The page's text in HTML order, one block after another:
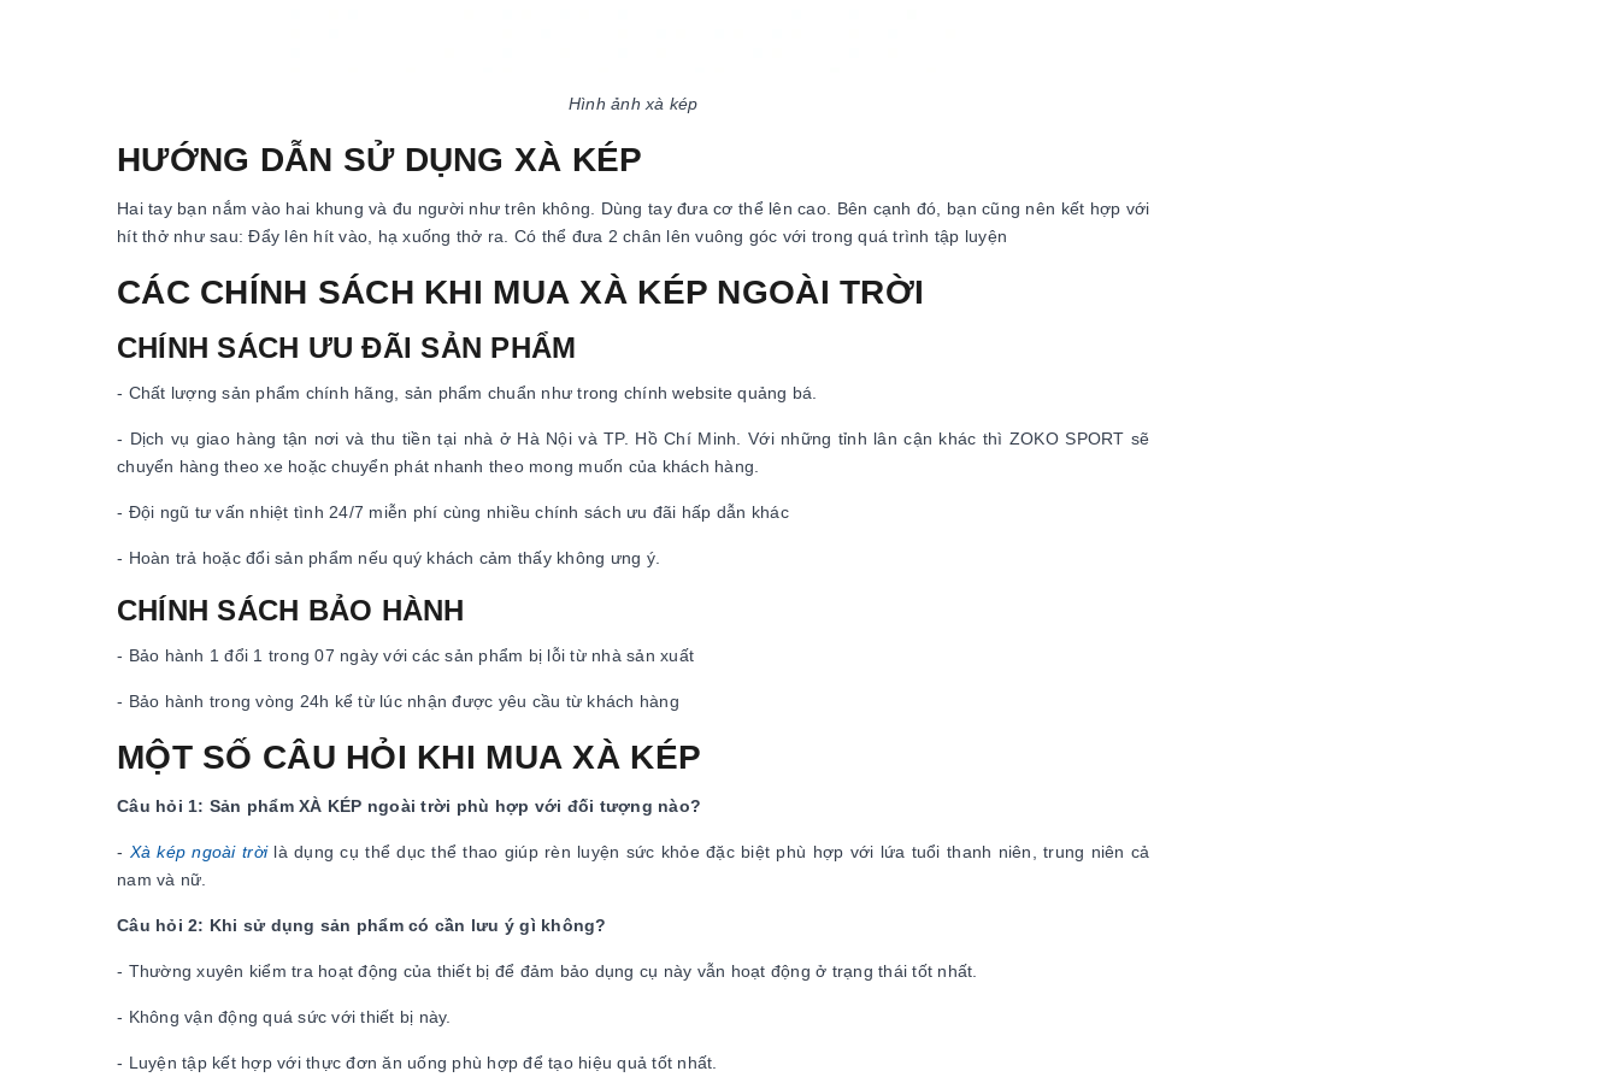
Hình ảnh xà kép
HƯỚNG DẪN SỬ DỤNG XÀ KÉP
Hai tay bạn nắm vào hai khung và đu người như trên không. Dùng tay đưa cơ thể lên cao. Bên cạnh đó, bạn cũng nên kết hợp với
hít thở như sau: Đẩy lên hít vào, hạ xuống thở ra. Có thể đưa 2 chân lên vuông góc với trong quá trình tập luyện
CÁC CHÍNH SÁCH KHI MUA XÀ KÉP NGOÀI TRỜI
CHÍNH SÁCH ƯU ĐÃI SẢN PHẨM
- Chất lượng sản phẩm chính hãng, sản phẩm chuẩn như trong chính website quảng bá.
- Dịch vụ giao hàng tận nơi và thu tiền tại nhà ở Hà Nội và TP. Hồ Chí Minh. Với những tỉnh lân cận khác thì ZOKO SPORT sẽ
chuyển hàng theo xe hoặc chuyển phát nhanh theo mong muốn của khách hàng.
- Đội ngũ tư vấn nhiệt tình 24/7 miễn phí cùng nhiều chính sách ưu đãi hấp dẫn khác
- Hoàn trả hoặc đổi sản phẩm nếu quý khách cảm thấy không ưng ý.
CHÍNH SÁCH BẢO HÀNH
- Bảo hành 1 đổi 1 trong 07 ngày với các sản phẩm bị lỗi từ nhà sản xuất
- Bảo hành trong vòng 24h kể từ lúc nhận được yêu cầu từ khách hàng
MỘT SỐ CÂU HỎI KHI MUA XÀ KÉP
Câu hỏi 1: Sản phẩm XÀ KÉP ngoài trời phù hợp với đối tượng nào?
- Xà kép ngoài trờilà dụng cụ thể dục thể thao giúp rèn luyện sức khỏe đặc biệt phù hợp với lứa tuổi thanh niên, trung niên cả
nam và nữ.
Câu hỏi 2: Khi sử dụng sản phẩm có cần lưu ý gì không?
- Thường xuyên kiểm tra hoạt động của thiết bị để đảm bảo dụng cụ này vẫn hoạt động ở trạng thái tốt nhất.
- Không vận động quá sức với thiết bị này.
- Luyện tập kết hợp với thực đơn ăn uống phù hợp để tạo hiệu quả tốt nhất.